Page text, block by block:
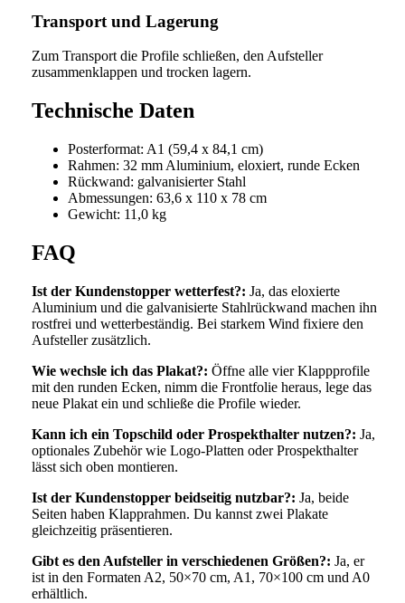
Transport und Lagerung
Zum Transport die Profile schließen, den Aufsteller
zusammenklappen und trocken lagern.
Technische Daten
Posterformat: A1 (59,4 x 84,1 cm)
Rahmen: 32 mm Aluminium, eloxiert, runde Ecken
Rückwand: galvanisierter Stahl
Abmessungen: 63,6 x 110 x 78 cm
Gewicht: 11,0 kg
FAQ
Ist der Kundenstopper wetterfest?: Ja, das eloxierte
Aluminium und die galvanisierte Stahlrückwand machen ihn
rostfrei und wetterbeständig. Bei starkem Wind fixiere den
Aufsteller zusätzlich.
Wie wechsle ich das Plakat?: Öffne alle vier Klappprofile
mit den runden Ecken, nimm die Frontfolie heraus, lege das
neue Plakat ein und schließe die Profile wieder.
Kann ich ein Topschild oder Prospekthalter nutzen?: Ja,
optionales Zubehör wie Logo-Platten oder Prospekthalter
lässt sich oben montieren.
Ist der Kundenstopper beidseitig nutzbar?: Ja, beide
Seiten haben Klapprahmen. Du kannst zwei Plakate
gleichzeitig präsentieren.
Gibt es den Aufsteller in verschiedenen Größen?: Ja, er
ist in den Formaten A2, 50×70 cm, A1, 70×100 cm und A0
erhältlich.